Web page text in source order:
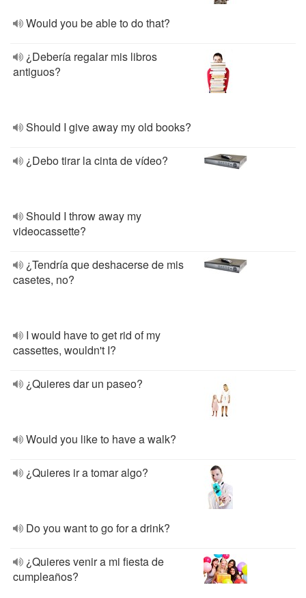
Would you be able to do that?
¿Debería regalar mis libros
antiguos?
Should I give away my old books?
¿Debo tirar la cinta de vídeo?
Should I throw away my
videocassette?
¿Tendría que deshacerse de mis
casetes, no?
I would have to get rid of my
cassettes, wouldn't I?
¿Quieres dar un paseo?
Would you like to have a walk?
¿Quieres ir a tomar algo?
Do you want to go for a drink?
¿Quieres venir a mi fiesta de
cumpleaños?